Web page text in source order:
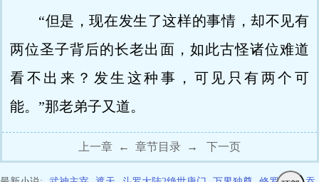
“但是，现在发生了这样的事情，却不见有
两位圣子背后的长老出面，如此古怪诸位难道
看不出来？发生这种事，可见只有两个可
能。”那老弟子又道。
上一章 ← 章节目录 → 下一页